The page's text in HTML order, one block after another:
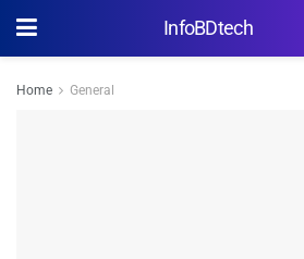
InfoBDtech
Home General